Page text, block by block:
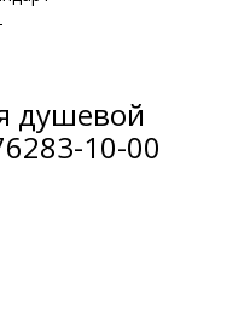
душевой
10-00